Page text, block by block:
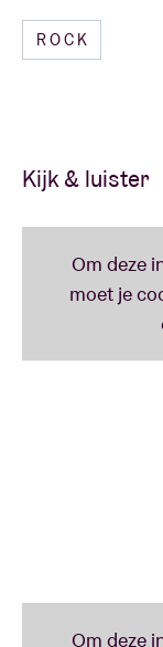
ROCK
Kijk & luister